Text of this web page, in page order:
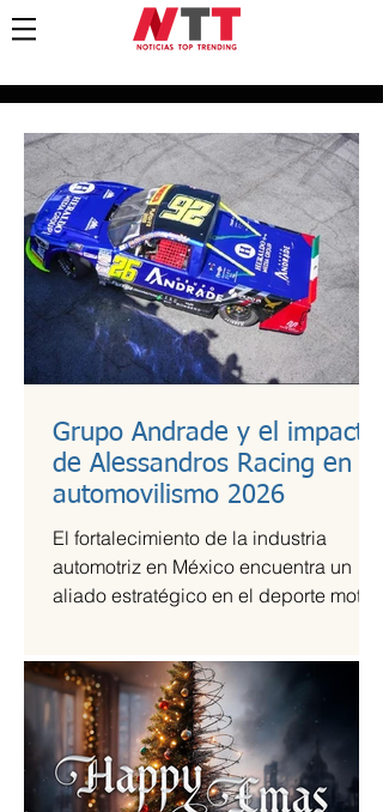
Grupo Andrade y el impacto
de Alessandros Racing en el
automovilismo 2026
El fortalecimiento de la industria
automotriz en México encuentra un
aliado estratégico en el deporte motor,
Alessandros Racing. En el marco de
su centenario, la organización utiliza la
alta competencia para validar su
capacidad técnica y operativa en las
pistas más exigentes del país durante